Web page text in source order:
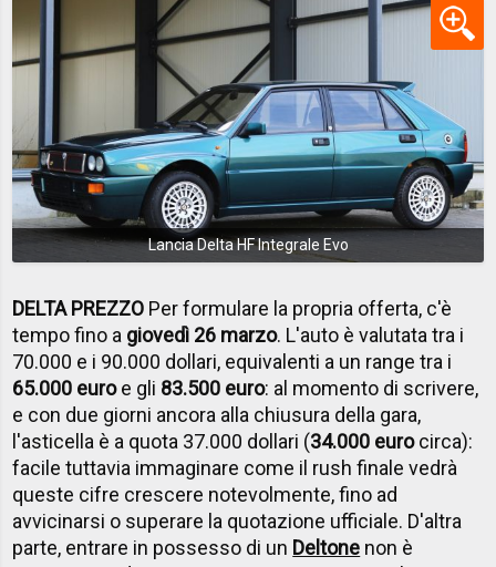
Lancia Delta HF Integrale Evo
DELTA PREZZO Per formulare la propria offerta, c'è
tempo fino a giovedì 26 marzo. L'auto è valutata tra i
70.000 e i 90.000 dollari, equivalenti a un range tra i
65.000 euroe gli 83.500 euro: al momento di scrivere,
e con due giorni ancora alla chiusura della gara,
l'asticella è a quota 37.000 dollari (34.000 eurocirca):
facile tuttavia immaginare come il rush finale vedrà
queste cifre crescere notevolmente, fino ad
avvicinarsi o superare la quotazione ufficiale. D'altra
parte, entrare in possesso di un Deltone non è